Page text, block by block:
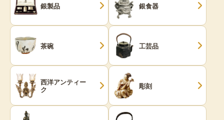
銀製品 銀食器
茶碗 工芸品
西洋アンティー
ク 彫刻